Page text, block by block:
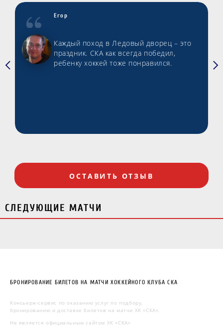
Егор
Каждый поход в Ледовый дворец – это
праздник. СКА как всегда победил,
ребенку хоккей тоже понравился.
ОСТАВИТЬ ОТЗЫВ
СЛЕДУЮЩИЕ МАТЧИ
БРОНИРОВАНИЕ БИЛЕТОВ НА МАТЧИ ХОККЕЙНОГО КЛУБА СКА
Консьерж-сервис по оказанию услуг по подбору,
бронированию и доставке билетов на матчи ХК «СКА».
Не является официальным сайтом ХК «СКА»